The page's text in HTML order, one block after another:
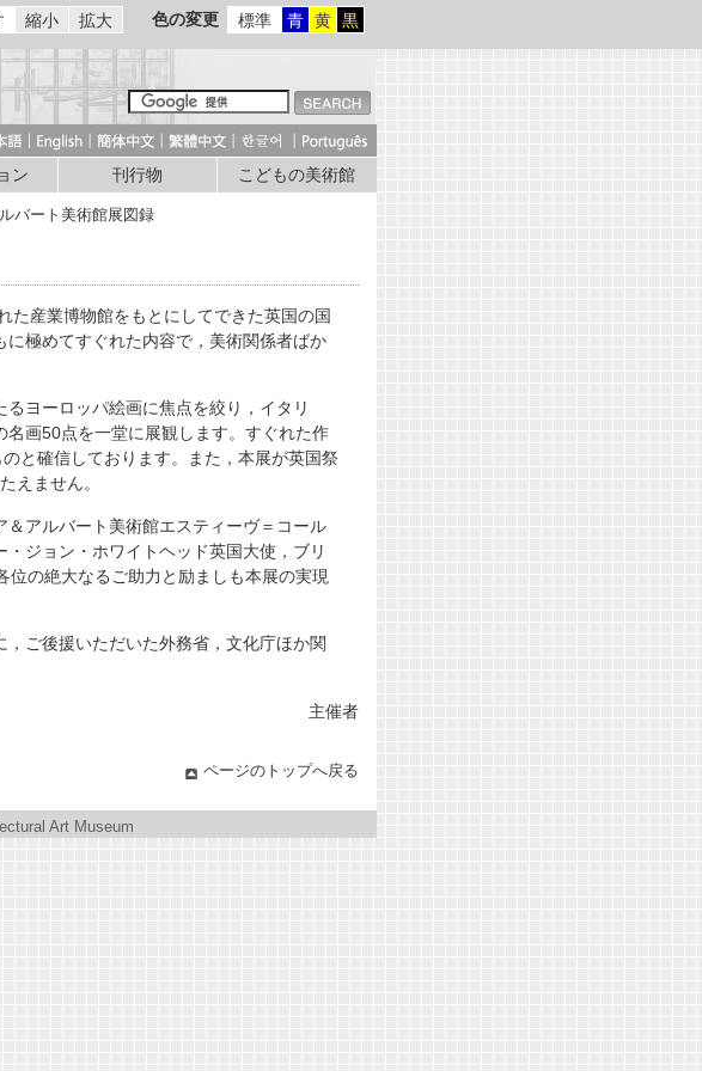
縮小 拡大 色の変更 標準 青 黄 黒
ン 刊行物 こどもの美術館
バート美術館展図録
産業博物館をもとにしてできた英国の国
極めてすぐれた内容で，美術関係者ばか
ヨーロッパ絵画に焦点を絞り，イタリ
画50点を一堂に展観します。すぐれた作
と確信しております。また，本展が英国祭
えません。
アルバート美術館エスティーヴ＝コール
ジョン・ホワイトヘッド英国大使，ブリ
位の絶大なるご助力と励ましも本展の実現
ご後援いただいた外務省，文化庁ほか関
主催者
ページのトップへ戻る
Art Museum